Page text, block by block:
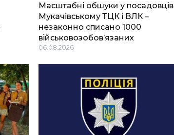
Масштабні обшуки у посадовців
Мукачівському ТЦК і ВЛК –
незаконно списано 1000
військовозобов’язаних
06.08.2026